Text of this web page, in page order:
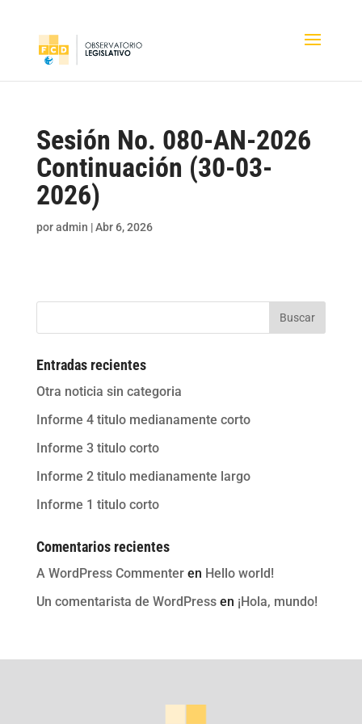
Sesión No. 080-AN-2026
Continuación (30-03-
2026)
poradmin |Abr 6, 2026
Buscar
Entradas recientes
Otra noticia sin categoria
Informe 4 titulo medianamente corto
Informe 3 titulo corto
Informe 2 titulo medianamente largo
Informe 1 titulo corto
Comentarios recientes
A WordPress Commenteren Hello world!
Un comentarista de WordPressen ¡Hola, mundo!